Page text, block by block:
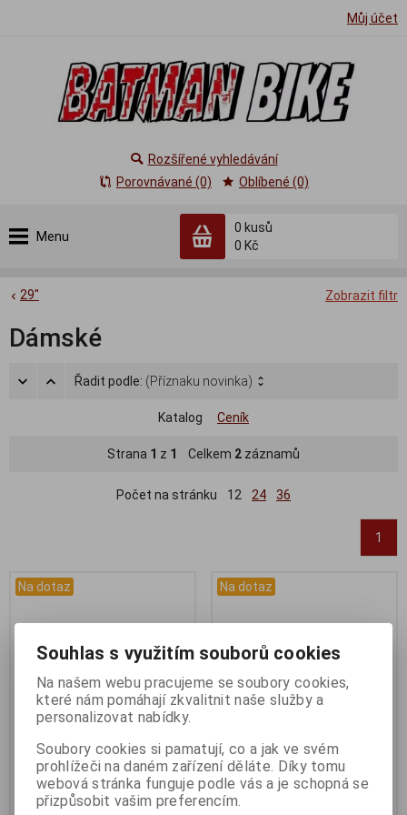
Můj účet
Menu
0 kusů
0 Kč
Rozšířené vyhledávání
Porovnávané (0)
Oblíbené (0)
Zobrazit filtr
29"
Dámské
Řadit podle: (Příznaku novinka)
Katalog Ceník
Strana 1 z 1 Celkem 2 záznamů
Počet na stránku 12 24 36
1
Na dotaz
Kolo Malawi Lady 29 M
šedé/tyrkysové
Na dotaz
Kolo Maxbike M509 17" šedý
matný Lady
Souhlas s využitím souborů cookies
Na našem webu pracujeme se soubory cookies,
které nám pomáhají zkvalitnit naše služby a
personalizovat nabídky.
Soubory cookies si pamatují, co a jak ve svém
prohlížeči na daném zařízení děláte. Díky tomu
webová stránka funguje podle vás a je schopná se
přizpůsobit vašim preferencím.